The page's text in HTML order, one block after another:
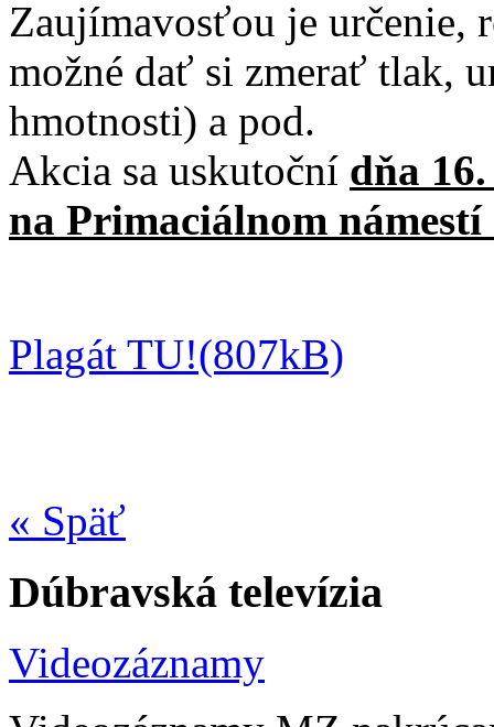
Zaujímavosťou je určenie,
možné dať si zmerať tlak,
hmotnosti) a pod.
Akcia sa uskutoční dňa
na Primaciálnom
Plagát TU!(807kB)
« Späť
Dúbravská televízia
Videozáznamy